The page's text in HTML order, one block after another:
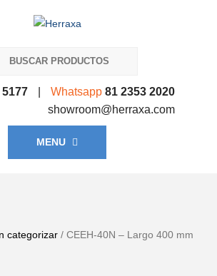
Whatsapp 81 2353 2020
showroom@herraxa.com
MENU
categorizar / CEEH-40N – Largo 400 mm